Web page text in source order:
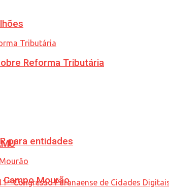
Reforma Tributária
para entidades
Campo Mourão